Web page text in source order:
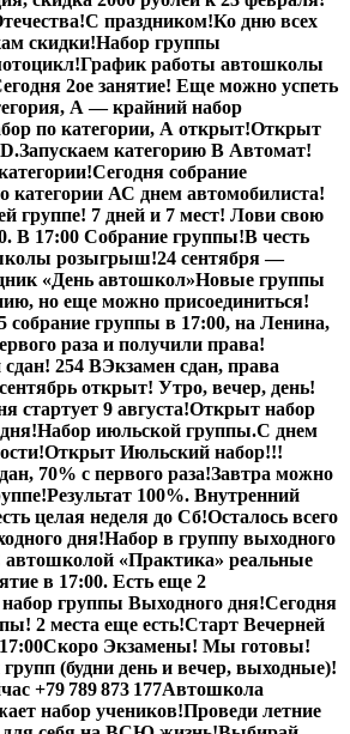
С праздником!Ко дню всех
скидки!Набор группы
График работы автошколы
2ое занятие! Еще можно успеть
А — крайний набор
по категории, А открыт!Открыт
Запускаем категорию В Автомат!
Сегодня собрание
категории АС днем автомобилиста!
группе! 7 дней и 7 мест! Лови свою
В 17:00 Собрание группы!В честь
розыгрыш!24 сентября —
«День автошкол»Новые группы
но еще можно присоединиться!
собрание группы в 17:00, на Ленина,
раза и получили права!
сдан! 254 ВЭкзамен сдан, права
открыт! Утро, вечер, день!
стартует 9 августа!Открыт набор
Набор июльской группы.С днем
Открыт Июльский набор!!!
70% с первого раза!Завтра можно
Результат 100%. Внутренний
целая неделя до Сб!Осталось всего
дня!Набор в группу выходного
«Практика» реальные
в 17:00. Есть еще 2
группы Выходного дня!Сегодня
2 места еще есть!Старт Вечерней
Скоро Экзамены! Мы готовы!
(будни день и вечер, выходные)!
+79 789 873 177Автошкола
набор учеников!Проведи летние